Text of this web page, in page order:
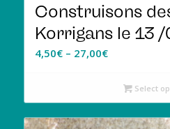
Construisons
Korrigans le 13 /
4,50€– 27,00€
Select